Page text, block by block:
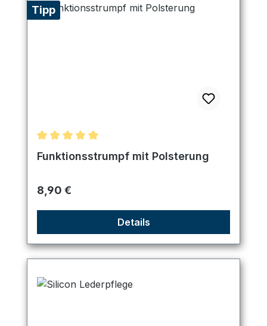
Tipp
Durchschnittliche Bewertung von 5 von 5 Sternen
Funktionsstrumpf mit Polsterung
Regulärer Preis:
8,90 €
Details